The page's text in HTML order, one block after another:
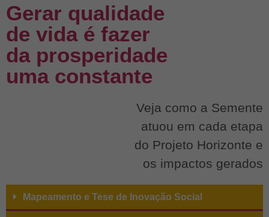
Gerar qualidade
de vida é fazer
da prosperidade
uma constante
Veja como a Semente
atuou em cada etapa
do Projeto Horizonte e
os impactos gerados
Mapeamento e Tese de Inovação Social